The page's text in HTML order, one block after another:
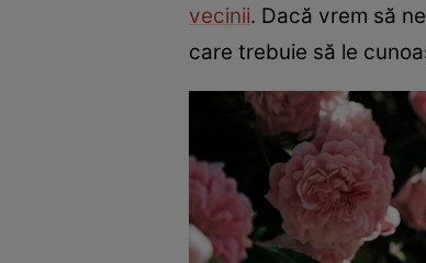
vecinii. Dacă vrem să
care trebuie să le